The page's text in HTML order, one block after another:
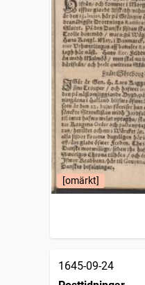
[omärkt]
1645-09-24